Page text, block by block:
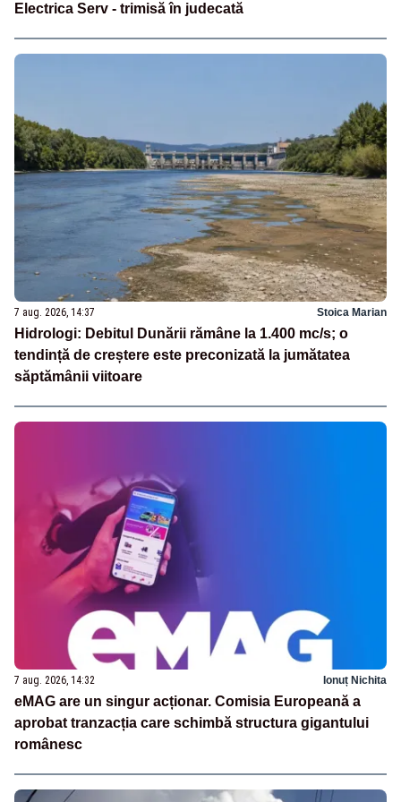
Electrica Serv - trimisă în judecată
7 aug. 2026, 14:37 Stoica Marian
Hidrologi: Debitul Dunării rămâne la 1.400 mc/s; o
tendință de creștere este preconizată la jumătatea
săptămânii viitoare
7 aug. 2026, 14:32 Ionuț Nichita
eMAG are un singur acționar. Comisia Europeană a
aprobat tranzacția care schimbă structura gigantului
românesc